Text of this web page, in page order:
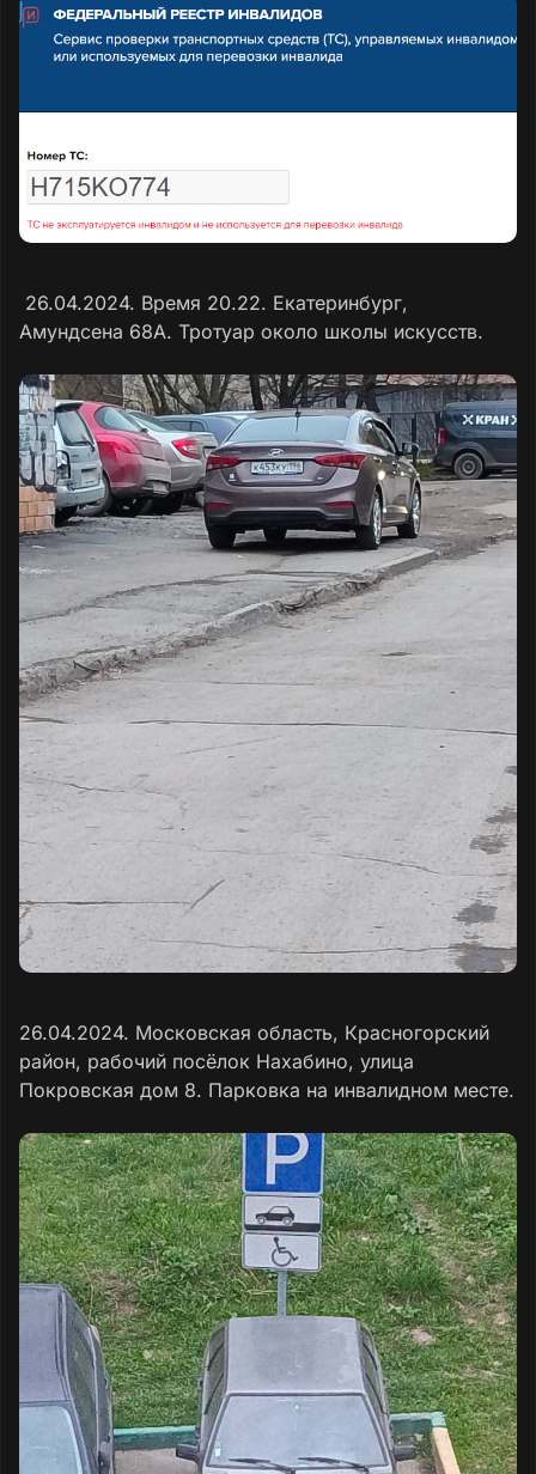
26.04.2024. Время 20.22. Екатеринбург,
Амундсена 68А. Тротуар около школы искусств.
26.04.2024. Московская область, Красногорский
район, рабочий посёлок Нахабино, улица
Покровская дом 8. Парковка на инвалидном месте.